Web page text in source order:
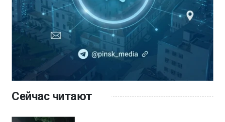
Сейчас читают